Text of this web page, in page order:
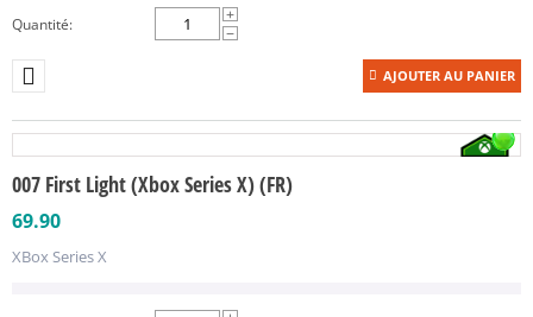
Quantité:
+
−
AJOUTER AU PANIER
007 First Light (Xbox Series X) (FR)
69.90
XBox Series X